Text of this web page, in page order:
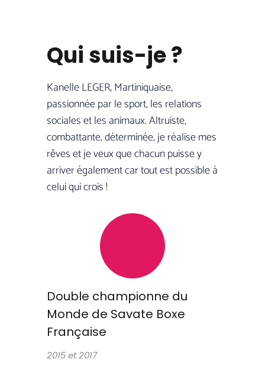
Qui suis-je ?
Kanelle LEGER, Martiniquaise,
passionnée par le sport, les relations
sociales et les animaux. Altruiste,
combattante, déterminée, je réalise mes
rêves et je veux que chacun puisse y
arriver également car tout est possible à
celui qui crois !
Double championne du
Monde de Savate Boxe
Française
2015 et 2017